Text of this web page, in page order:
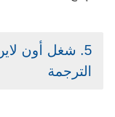
5. شغل أون
الترجمة